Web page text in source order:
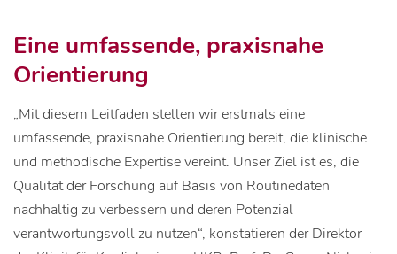
Eine umfassende, praxisnahe
Orientierung
„Mit diesem Leitfaden stellen wir erstmals eine
umfassende, praxisnahe Orientierung bereit, die klinische
und methodische Expertise vereint. Unser Ziel ist es, die
Qualität der Forschung auf Basis von Routinedaten
nachhaltig zu verbessern und deren Potenzial
verantwortungsvoll zu nutzen“, konstatieren der Direktor